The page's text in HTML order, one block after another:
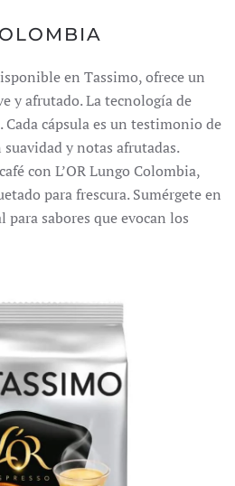
en Tassimo, ofrece un
y afrutado.La tecnología de
Cada cápsula es un testimonio de
y notas afrutadas.
con L’OR Lungo Colombia,
para frescura.Sumérgete en
para sabores que evocan los